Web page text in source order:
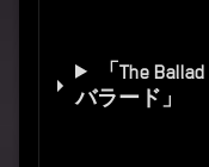
「The
バラード」